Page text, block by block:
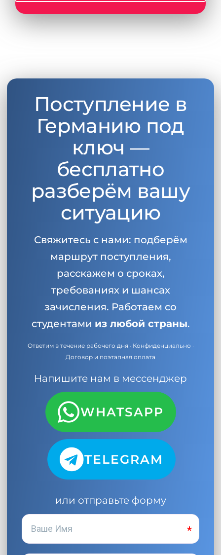
Поступление в
Германию под
ключ —
бесплатно
разберём вашу
ситуацию
Свяжитесь с нами: подберём
маршрут поступления,
расскажем о сроках,
требованиях и шансах
зачисления. Работаем со
студентами из любой страны.
Ответим в течение рабочего дня · Конфиденциально ·
Договор и поэтапная оплата
Напишите нам в мессенджер
WHATSAPP
TELEGRAM
или отправьте форму